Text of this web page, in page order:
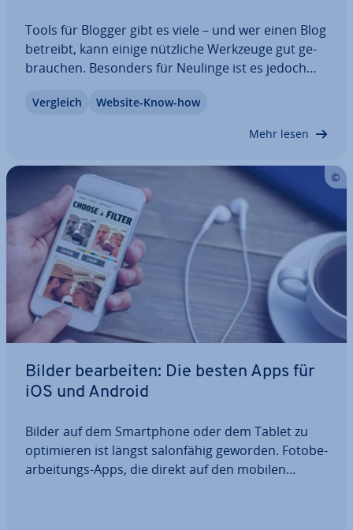
Tools für Blogger gibt es viele – und wer einen Blog
betreibt, kann einige nützliche Werkzeuge gut ge­
brau­chen. Besonders für Neulinge ist es jedoch
Tool zu ent­schei­den. In unserem Ratgeber finden
Vergleich Website-Know-how
Mehr lesen
Bilder be­ar­bei­ten: Die besten Apps für
iOS und Android
Bilder auf dem Smart­phone oder dem Tablet zu
op­ti­mie­ren ist längst sa­lon­fä­hig geworden. Fo­to­be­
ar­bei­tungs-Apps, die direkt auf den mobilen